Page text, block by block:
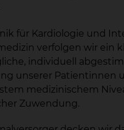
für Kardiologie und
verfolgen wir ein
individuell
unserer Patientinnen
medizinischem
Zuwendung.